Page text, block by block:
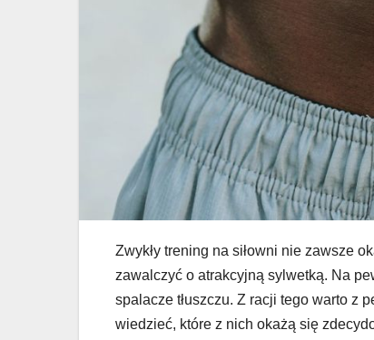
Zwykły trening na siłowni nie zawsze
zawalczyć o atrakcyjną sylwetką. Na
spalacze tłuszczu. Z racji tego warto z
wiedzieć, które z nich okażą się